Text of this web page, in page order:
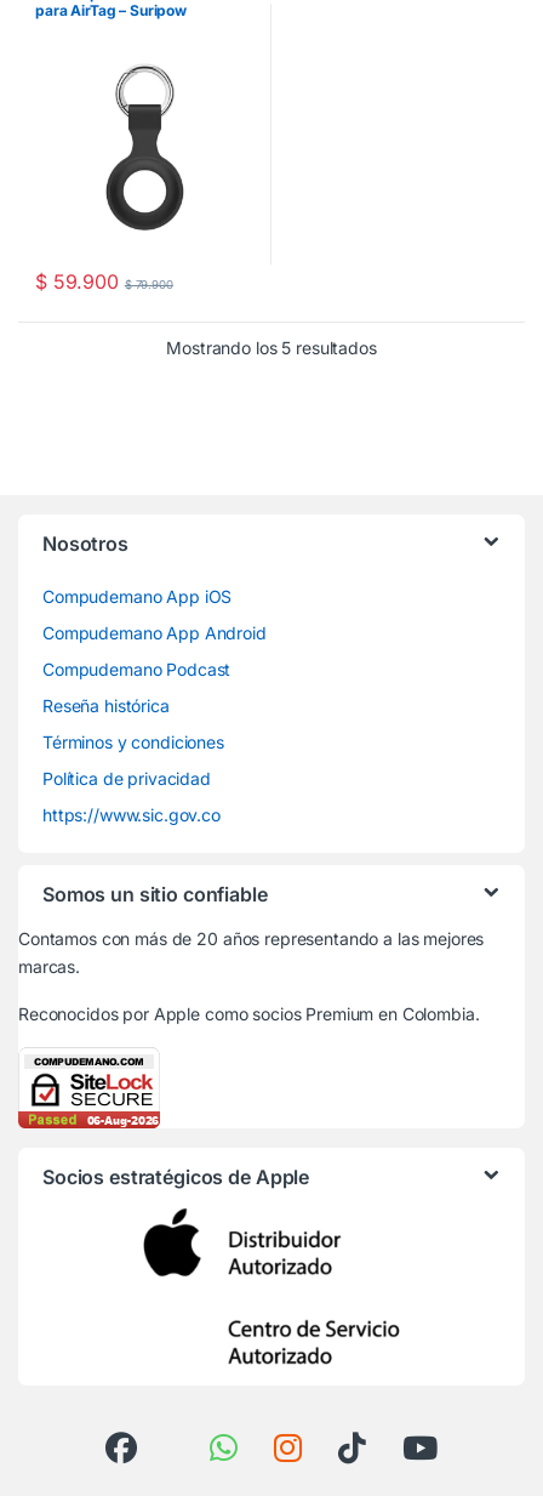
para AirTag – Suripow
$59.900 $79.900
Mostrando los 5 resultados
Nosotros
Compudemano App iOS
Compudemano App Android
Compudemano Podcast
Reseña histórica
Términos y condiciones
Política de privacidad
https://www.sic.gov.co
Somos un sitio confiable
Contamos con más de 20 años representando a las mejores
marcas.
Reconocidos por Apple como socios Premium en Colombia.
Socios estratégicos de Apple